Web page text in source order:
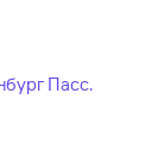
Пасс.